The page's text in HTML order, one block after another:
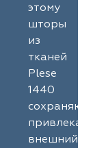
этому
шторы
из
тканей
Plese
1440
сохраняют
внешний